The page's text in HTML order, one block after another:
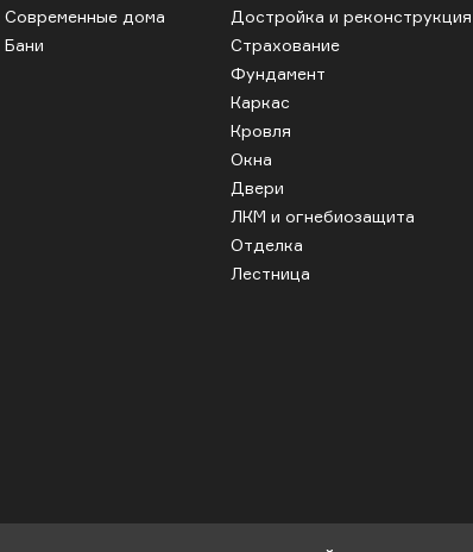
Современные дома
Бани
Достройка и реконструкция
Страхование
Фундамент
Каркас
Кровля
Окна
Двери
ЛКМ и огнебиозащита
Отделка
Лестница